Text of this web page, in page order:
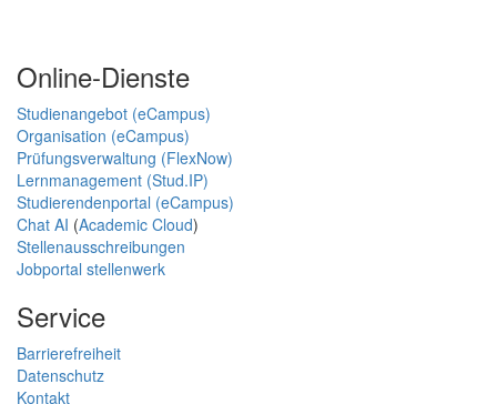
Online-Dienste
Studienangebot (eCampus)
Organisation (eCampus)
Prüfungsverwaltung (FlexNow)
Lernmanagement (Stud.IP)
Studierendenportal (eCampus)
Chat AI (Academic Cloud)
Stellenausschreibungen
Jobportal stellenwerk
Service
Barrierefreiheit
Datenschutz
Kontakt